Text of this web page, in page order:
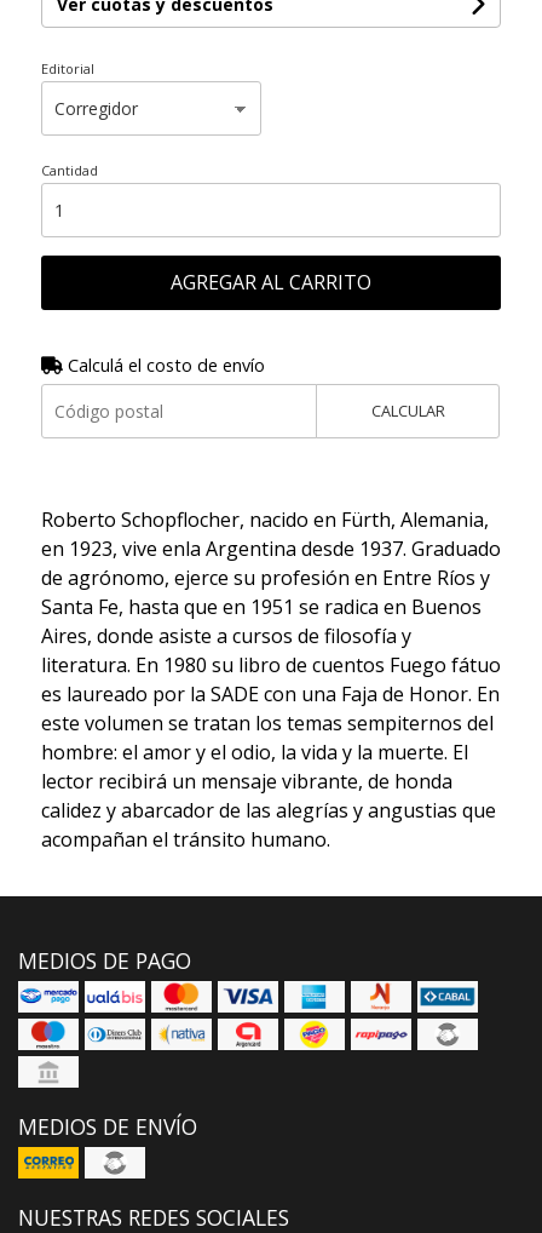
Editorial
Cantidad
AGREGAR AL CARRITO
Calculá el costo de envío
CALCULAR
Roberto Schopflocher, nacido en Fürth, Alemania,
en 1923, vive enla Argentina desde 1937. Graduado
de agrónomo, ejerce su profesión en Entre Ríos y
Santa Fe, hasta que en 1951 se radica en Buenos
Aires, donde asiste a cursos de filosofía y
literatura. En 1980 su libro de cuentos Fuego fátuo
es laureado por la SADE con una Faja de Honor. En
este volumen se tratan los temas sempiternos del
hombre: el amor y el odio, la vida y la muerte. El
lector recibirá un mensaje vibrante, de honda
calidez y abarcador de las alegrías y angustias que
acompañan el tránsito humano.
MEDIOS DE PAGO
MEDIOS DE ENVÍO
NUESTRAS REDES SOCIALES